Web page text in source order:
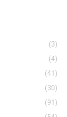
(3)
(4)
(41)
(30)
(91)